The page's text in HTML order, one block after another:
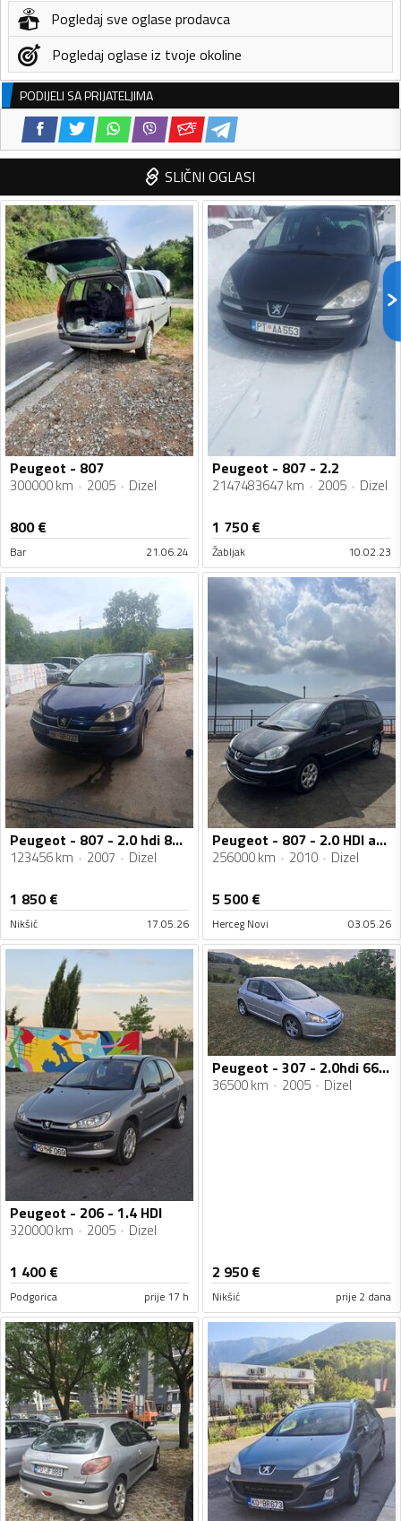
Pogledaj sve oglase prodavca
Pogledaj oglase iz tvoje okoline
PODIJELI SA PRIJATELJIMA
SLIČNI OGLASI
Peugeot - 807
300000 km 2005 Dizel
800€
Bar 21.06.24
Peugeot - 807 - 2.2
2147483647 km 2005 Dizel
1 750€
Žabljak 10.02.23
Peugeot - 807 - 2.0 hdi 88kw
123456 km 2007 Dizel
1 850€
Nikšić 17.05.26
Peugeot - 807 - 2.0 HDI automatik
256000 km 2010 Dizel
5 500€
Herceg Novi 03.05.26
Peugeot - 206 - 1.4 HDI
320000 km 2005 Dizel
1 400€
Podgorica prije 17 h
Peugeot - 307 - 2.0hdi 66kw
36500 km 2005 Dizel
2 950€
Nikšić prije 2 dana